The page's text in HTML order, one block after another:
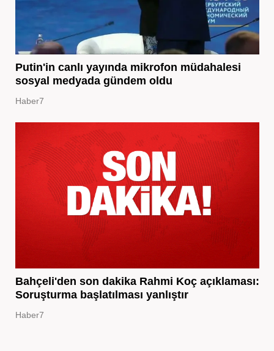
Putin'in canlı yayında mikrofon müdahalesi
sosyal medyada gündem oldu
Haber7
Bahçeli'den son dakika Rahmi Koç açıklaması:
Soruşturma başlatılması yanlıştır
Haber7